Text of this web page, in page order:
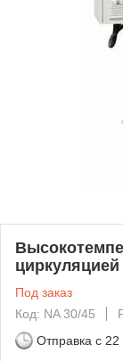
циркуляцией
Под заказ
Код: NA 30/45
Отправка с 22